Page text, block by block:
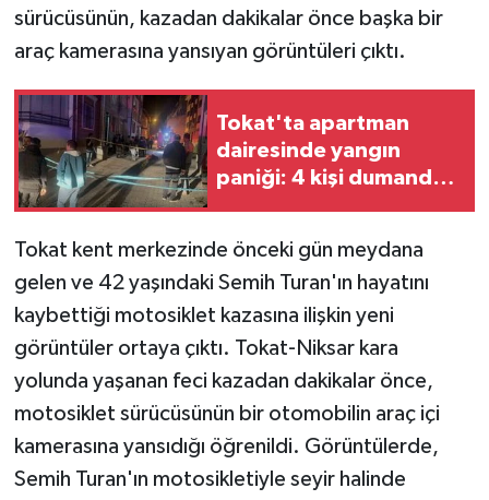
sürücüsünün, kazadan dakikalar önce başka bir
araç kamerasına yansıyan görüntüleri çıktı.
Tokat'ta apartman
dairesinde yangın
paniği: 4 kişi dumandan
Tokat kent merkezinde önceki gün meydana
gelen ve 42 yaşındaki Semih Turan'ın hayatını
kaybettiği motosiklet kazasına ilişkin yeni
görüntüler ortaya çıktı. Tokat-Niksar kara
yolunda yaşanan feci kazadan dakikalar önce,
motosiklet sürücüsünün bir otomobilin araç içi
kamerasına yansıdığı öğrenildi. Görüntülerde,
Semih Turan'ın motosikletiyle seyir halinde